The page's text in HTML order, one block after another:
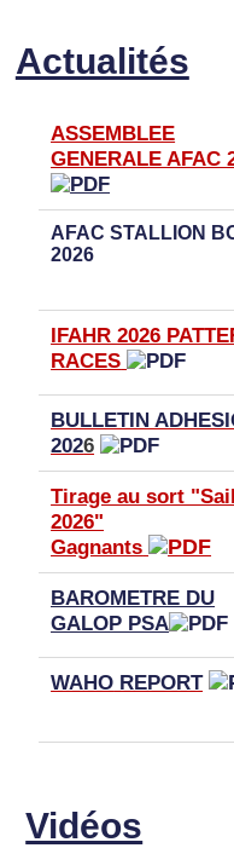
Actualités
ASSEMBLEE
GENERALE AFAC
AFAC STALLION
2026
IFAHR 2026
RACES
BULLETIN
2026
Tirage au sort
2026"
Gagnants
BAROMETRE DU
GALOP PSA
WAHO REPORT
Vidéos